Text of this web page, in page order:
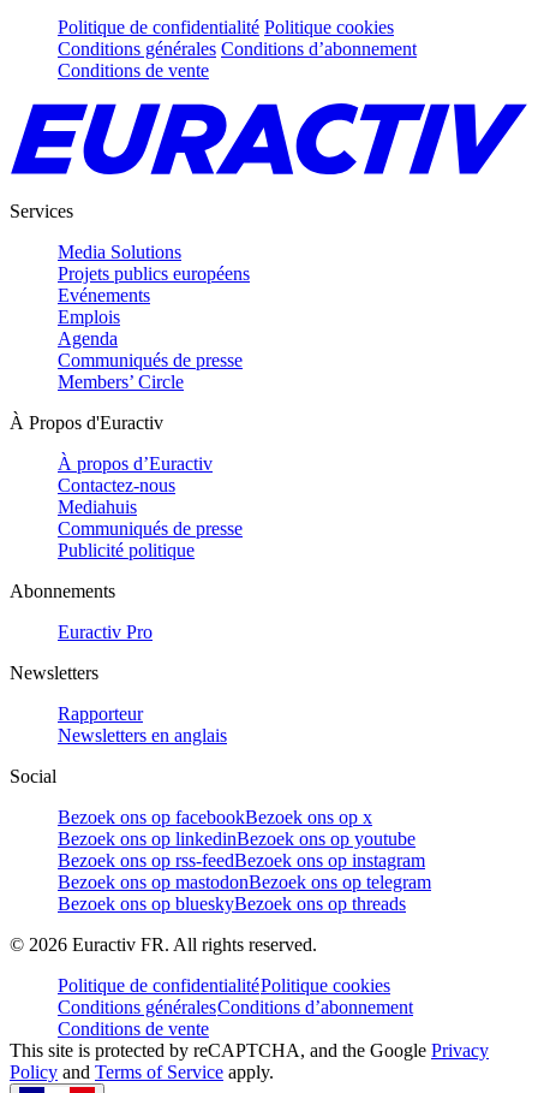
Politique de confidentialité Politique cookies
Conditions générales Conditions d’abonnement
Conditions de vente
Services
Media Solutions
Projets publics européens
Evénements
Emplois
Agenda
Communiqués de presse
Members’ Circle
À Propos d'Euractiv
À propos d’Euractiv
Contactez-nous
Mediahuis
Communiqués de presse
Publicité politique
Abonnements
Euractiv Pro
Newsletters
Rapporteur
Newsletters en anglais
Social
Bezoek ons op facebookBezoek ons op x
Bezoek ons op linkedinBezoek ons op youtube
Bezoek ons op rss-feedBezoek ons op instagram
Bezoek ons op mastodonBezoek ons op telegram
Bezoek ons op blueskyBezoek ons op threads
© 2026 Euractiv FR. All rights reserved.
Politique de confidentialitéPolitique cookies
Conditions généralesConditions d’abonnement
Conditions de vente
This site is protected by reCAPTCHA, and the Google Privacy
Policy and Terms of Service apply.